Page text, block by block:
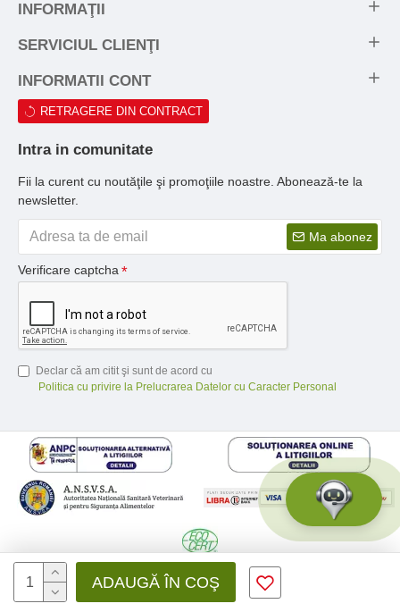
ADAUGĂ ÎN COŞ
INFORMAŢII
SERVICIUL CLIENŢI
INFORMATII CONT
RETRAGERE DIN CONTRACT
Intra in comunitate
Fii la curent cu noutăţile şi promoţiile noastre. Abonează-te la
newsletter.
Ma abonez
Verificare captcha
Declar că am citit şi sunt de acord cu
Politica cu privire la Prelucrarea Datelor cu Caracter Personal
© 2026 Medfusion SRL, CIF: RO31041639 | Nr. reg.: J12/3428/2012 -
Toate drepturile rezervate - by DevPro.ro